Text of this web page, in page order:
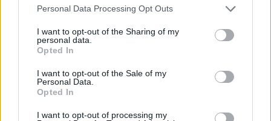
Please note that this website/app uses one or more Google
not limited to your visit or usage behaviour. You may click to
grant or deny consent to Google and its third-party tags to
use your data for below specified purposes in below Google
consent section.
Personal Data Processing Opt Outs
I want to opt-out of the Sharing of my
personal data.
Opted In
I want to opt-out of the Sale of my
Personal Data.
Opted In
I want to opt-out of processing my
Le autorità locali stanno raccogliendo testimonianze
e visionando le telecamere di sicurezza per fare
chiarezza su un episodio che ha scosso
profondamente Velletri. Nel frattempo, la paura si fa
strada tra i cittadini, che si interrogano